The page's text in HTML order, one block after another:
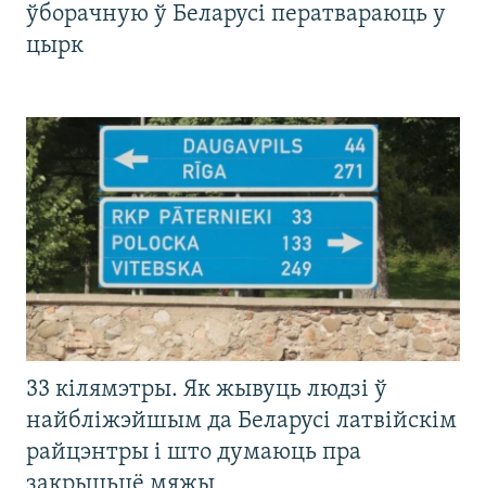
ўборачную ў Беларусі ператвараюць у
цырк
33 кілямэтры. Як жывуць людзі ў
найбліжэйшым да Беларусі латвійскім
райцэнтры і што думаюць пра